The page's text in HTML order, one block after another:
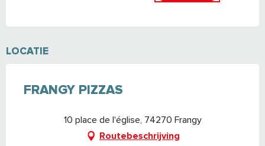
LOCATIE
FRANGY PIZZAS
10 place de l'église, 74270 Frangy
Routebeschrijving